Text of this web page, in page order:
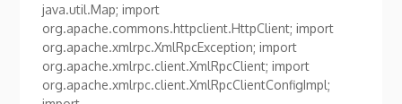
java.util.Map; import
org.apache.commons.httpclient.HttpClient; import
org.apache.xmlrpc.XmlRpcException; import
org.apache.xmlrpc.client.XmlRpcClient; import
org.apache.xmlrpc.client.XmlRpcClientConfigImpl;